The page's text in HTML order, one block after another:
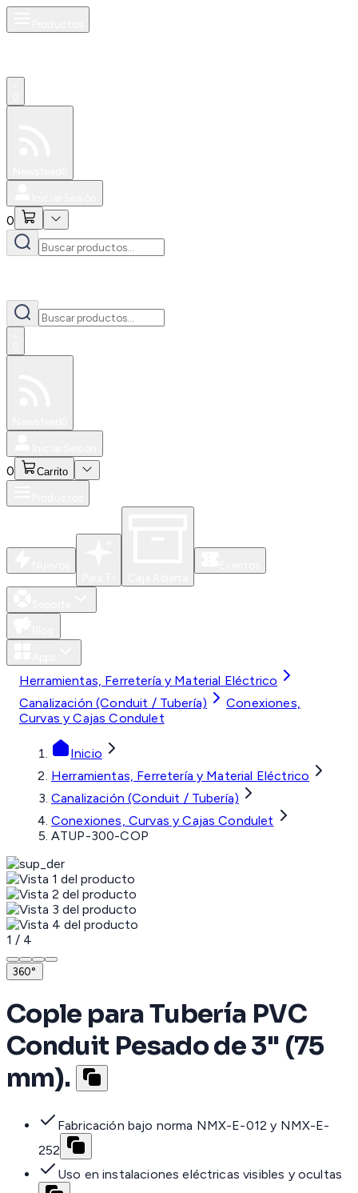
0
0 Carrito
Herramientas, Ferretería y Material Eléctrico
Canalización (Conduit / Tubería)
Conexiones,
Curvas y Cajas Condulet
Inicio
Herramientas, Ferretería y Material Eléctrico
Canalización (Conduit / Tubería)
Conexiones, Curvas y Cajas Condulet
ATUP-300-COP
1 / 4
360°
Cople para Tubería PVC
Conduit Pesado de 3" (75
mm).
Fabricación bajo norma NMX-E-012 y NMX-E-
252
Uso en instalaciones eléctricas visibles y ocultas